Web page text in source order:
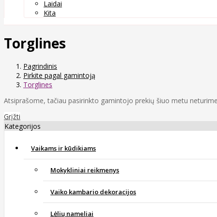
Laidai
Kita
Torglines
Pagrindinis
Pirkite pagal gamintoją
Torglines
Atsiprašome, tačiau pasirinkto gamintojo prekių šiuo metu
Grįžti
Kategorijos
Vaikams ir kūdikiams
Mokykliniai reikmenys
Vaiko kambario dekoracijos
Lėlių nameliai